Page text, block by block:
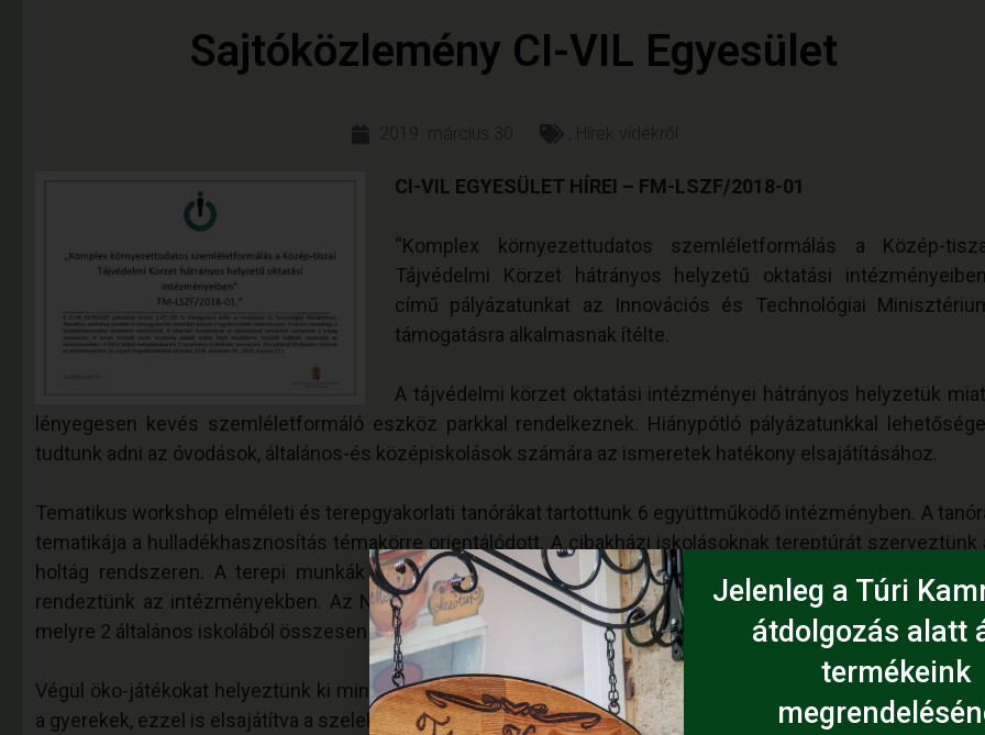
Sajtóközlemény CI-VIL Egyesület
2019. március 30. , Hírek vidékről
CI-VIL EGYESÜLET HÍREI – FM-LSZF/2018-01
“Komplex környezettudatos szemléletformálás a Közép-
Tájvédelmi Körzet hátrányos helyzetű oktatási
című pályázatunkat az Innovációs és Technológiai
támogatásra alkalmasnak ítélte.
A tájvédelmi körzet oktatási intézményei hátrányos helyzetük
lényegesen kevés szemléletformáló eszköz parkkal rendelkeznek. Hiánypótló pályázatunkkal
tudtunk adni az óvodások, általános-és középiskolások számára az ismeretek hatékony elsajátításához.
Tematikus workshop elméleti és terepgyakorlati tanórákat tartottunk 6 együttműködő intézményben. A
tematikája a hulladékhasznosítás témakörre orientálódott. A cibakházi iskolásoknak tereptúrát szerveztünk
holtág rendszeren. A terepi munkák során lehetőség adódott önálló fotók készítésére, melyből
rendeztünk az intézményekben. Az NHSZ kétpói hulladékudvarára egy tanulmányi kirándulást
melyre 2 általános iskolából összesen 100 diákot vittünk el.
Végül öko-játékokat helyeztünk ki minden intézménybe, ahol az iskolai szünetekben, napköziben
a gyerekek, ezzel is elsajátítva a szelektív hulladékgyűjtést és a környezettudatos gondolkodást.
Jelenleg a Túri
átdolgozás alatt
termékeink